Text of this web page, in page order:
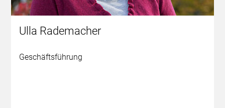
Ulla Rademacher
Geschäftsführung